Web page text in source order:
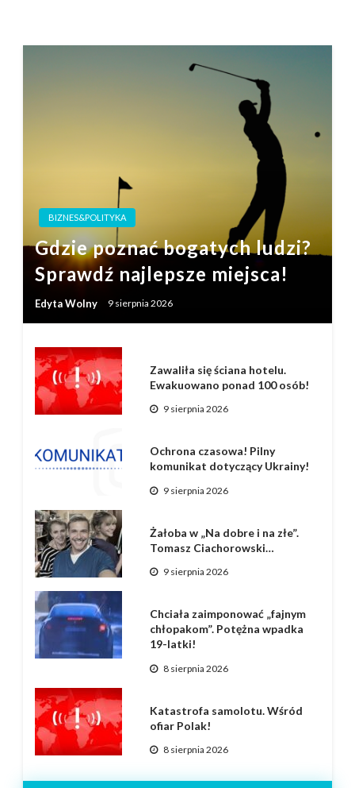
BIZNES&POLITYKA
Gdzie poznać bogatych ludzi?
Sprawdź najlepsze miejsca!
Edyta Wolny 9 sierpnia 2026
Zawaliła się ściana hotelu.
Ewakuowano ponad 100 osób!
9 sierpnia 2026
Ochrona czasowa! Pilny
komunikat dotyczący Ukrainy!
9 sierpnia 2026
Żałoba w „Na dobre i na złe”.
Tomasz Ciachorowski…
9 sierpnia 2026
Chciała zaimponować „fajnym
chłopakom”. Potężna wpadka
19-latki!
8 sierpnia 2026
Katastrofa samolotu. Wśród
ofiar Polak!
8 sierpnia 2026